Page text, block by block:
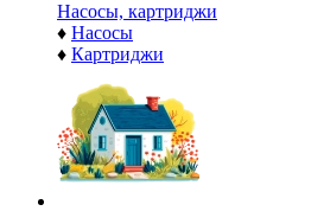
Насосы, картриджи
♦ Насосы
♦ Картриджи